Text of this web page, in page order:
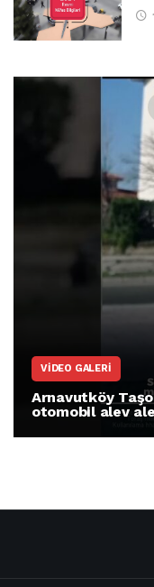
ARNAVUTKÖY
Arnavutköy
protesto